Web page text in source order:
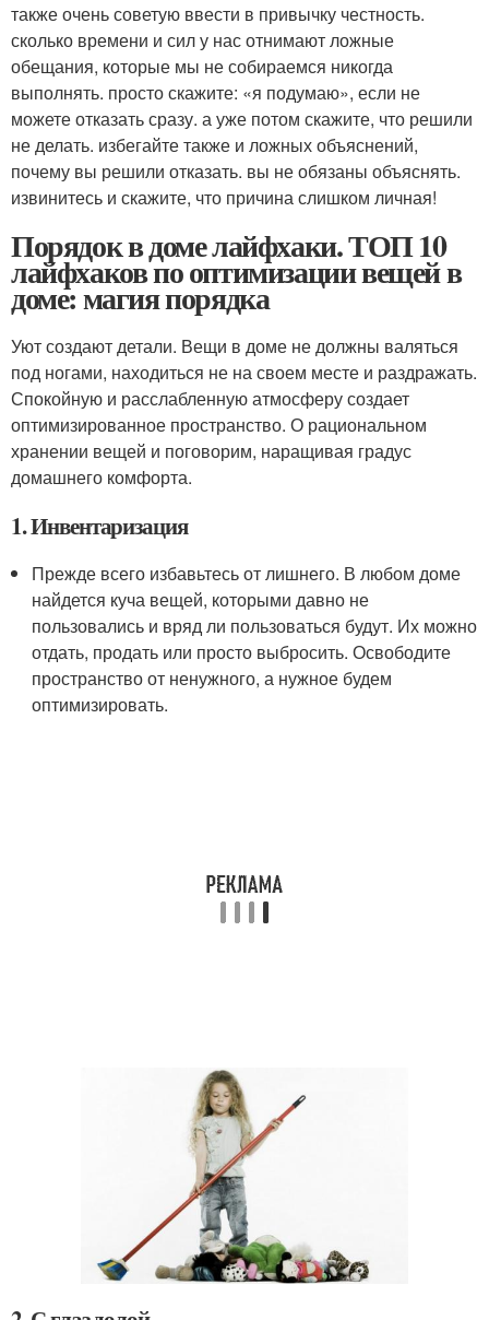
также очень советую ввести в привычку честность.
сколько времени и сил у нас отнимают ложные
обещания, которые мы не собираемся никогда
выполнять. просто скажите: «я подумаю», если не
можете отказать сразу. а уже потом скажите, что решили
не делать. избегайте также и ложных объяснений,
почему вы решили отказать. вы не обязаны объяснять.
извинитесь и скажите, что причина слишком личная!
Порядок в доме лайфхаки. ТОП 10
лайфхаков по оптимизации вещей в
доме: магия порядка
Уют создают детали. Вещи в доме не должны валяться
под ногами, находиться не на своем месте и раздражать.
Спокойную и расслабленную атмосферу создает
оптимизированное пространство. О рациональном
хранении вещей и поговорим, наращивая градус
домашнего комфорта.
1. Инвентаризация
Прежде всего избавьтесь от лишнего. В любом доме
найдется куча вещей, которыми давно не
пользовались и вряд ли пользоваться будут. Их можно
отдать, продать или просто выбросить. Освободите
пространство от ненужного, а нужное будем
оптимизировать.